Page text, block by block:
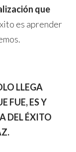
que
es aprender
LLEGA
FUE, ES Y
DEL ÉXITO